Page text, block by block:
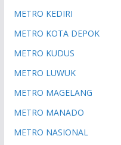
METRO KEDIRI
METRO KOTA DEPOK
METRO KUDUS
METRO LUWUK
METRO MAGELANG
METRO MANADO
METRO NASIONAL